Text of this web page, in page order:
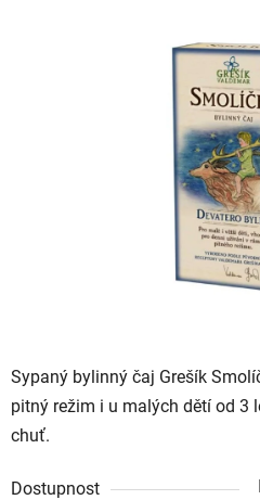
Sypaný bylinný čaj Grešík
pitný režim i u malých dětí od 3
chuť.
Dostupnost